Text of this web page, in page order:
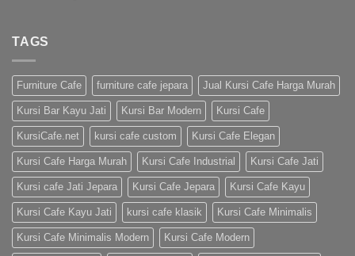
TAGS
Furniture Cafe furniture cafe jepara Jual Kursi Cafe Harga Murah
Kursi Bar Kayu Jati Kursi Bar Modern Kursi Cafe
KursiCafe.net kursi cafe custom Kursi Cafe Elegan
Kursi Cafe Harga Murah Kursi Cafe Industrial Kursi Cafe Jati
Kursi cafe Jati Jepara Kursi Cafe Jepara Kursi Cafe Kayu
Kursi Cafe Kayu Jati kursi cafe klasik Kursi Cafe Minimalis
Kursi Cafe Minimalis Modern Kursi Cafe Modern